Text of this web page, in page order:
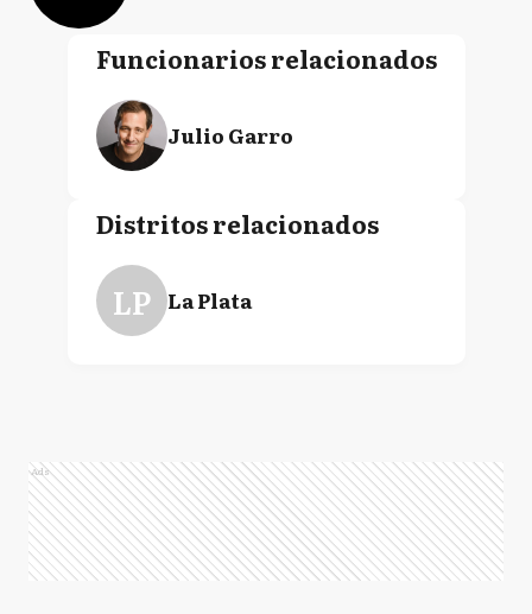
Funcionarios relacionados
Julio Garro
Distritos relacionados
LP La Plata
Ads